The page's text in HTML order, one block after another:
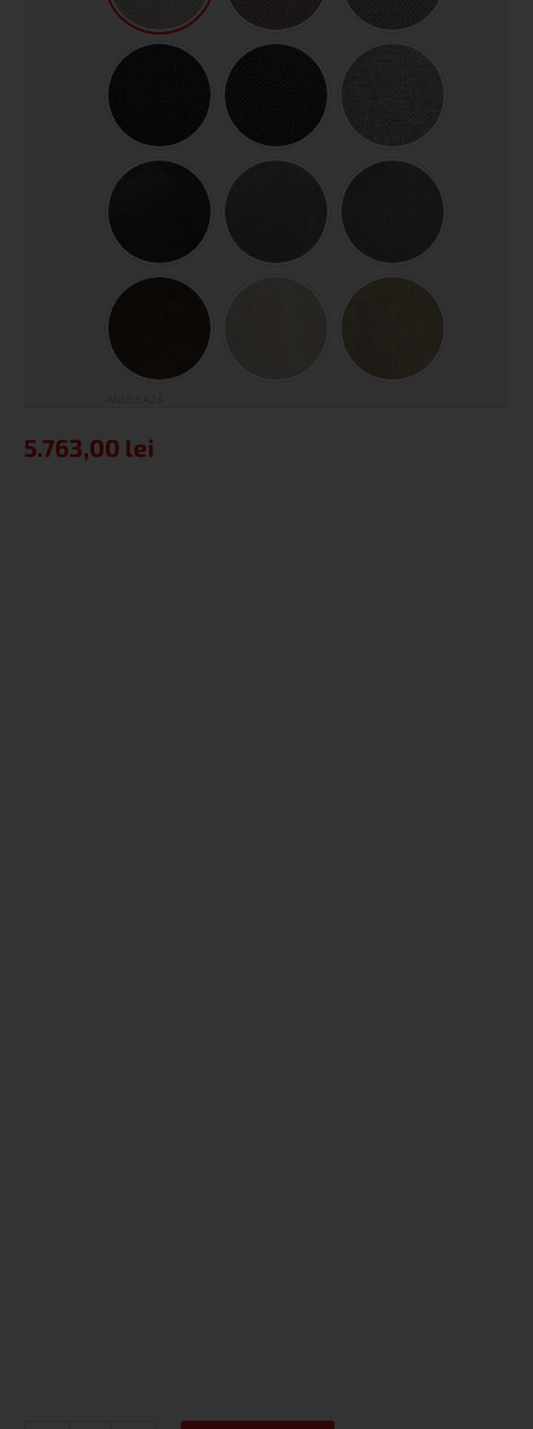
Siena Dark Blue Siena Dark Gray
Pluș Anthracite Pluș Ash Warm GrayPluș Cement
Pluș Chocolate Pluș Sand Pluș Tofee
5.763,00 lei